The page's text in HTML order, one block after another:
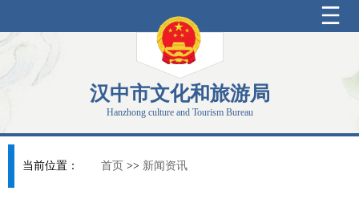
汉中市文化和旅游局
Hanzhong culture and Tourism Bureau
当前位置： 首页 >> 新闻资讯